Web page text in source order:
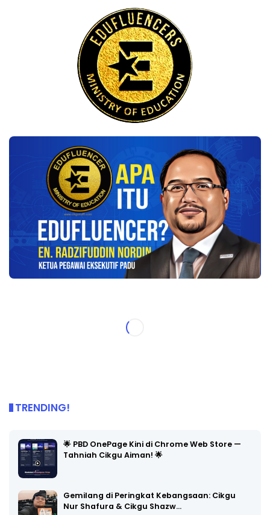
TRENDING!
🌟 PBD OnePage Kini di Chrome Web Store —
Tahniah Cikgu Aiman! 🌟
Gemilang di Peringkat Kebangsaan: Cikgu
Nur Shafura & Cikgu Shazw…